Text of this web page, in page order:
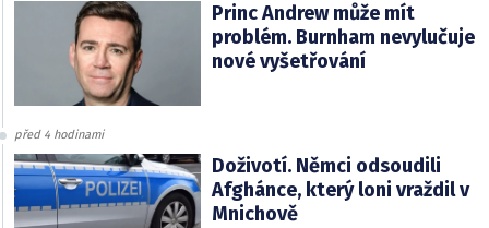
Princ Andrew může mít
problém. Burnham nevylučuje
nové vyšetřování
před 4 hodinami
Doživotí. Němci odsoudili
Afghánce, který loni vraždil v
Mnichově